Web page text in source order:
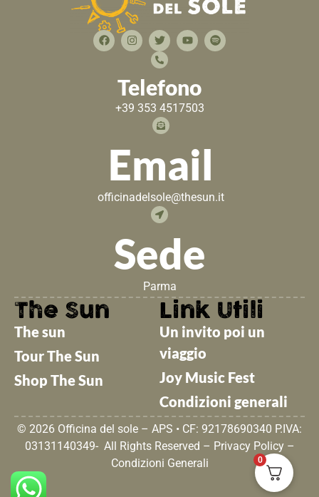
Telefono
+39 353 4517503
Email
officinadelsole@thesun.it
Sede
Parma
The Sun
The sun
Tour The Sun
Shop The Sun
Link Utili
Un invito poi un
viaggio
Joy Music Fest
Condizioni generali
© 2026 Officina del sole – APS • CF: 92178690340 P.IVA:
03131140349- All Rights Reserved – Privacy Policy–
Condizioni Generali
0